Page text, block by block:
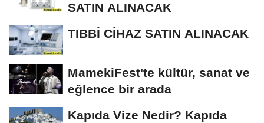
SATIN ALINACAK
TIBBİ CİHAZ SATIN ALINACAK
MamekiFest'te kültür, sanat ve
eğlence bir arada
Kapıda Vize Nedir? Kapıda